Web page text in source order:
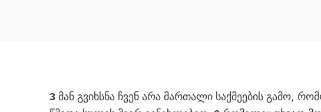
3 მან გვიხსნა ჩვენ არა მართალი საქმეების გამო,